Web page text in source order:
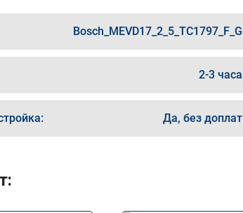
Bosch_MEVD17_2_5_TC1797_F_G
2-3 часа
Да, без доплат